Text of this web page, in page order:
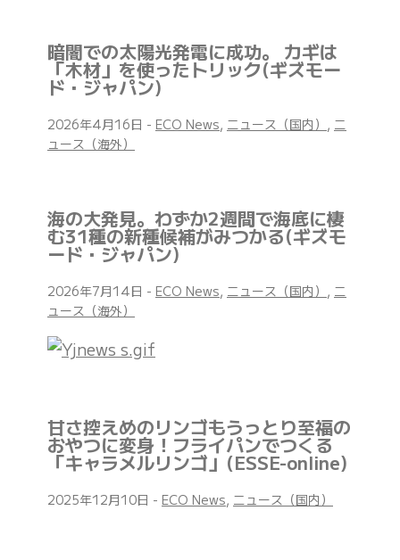
暗闇での太陽光発電に成功。 カギは
「木材」を使ったトリック(ギズモー
ド・ジャパン)
2026年4月16日 - ECO News, ニュース（国内） , ニ
ュース（海外）
海の大発見。わずか2週間で海底に棲
む31種の新種候補がみつかる(ギズモ
ード・ジャパン)
2026年7月14日 - ECO News, ニュース（国内） , ニ
ュース（海外）
甘さ控えめのリンゴもうっとり至福の
おやつに変身！フライパンでつくる
「キャラメルリンゴ」(ESSE-online)
2025年12月10日 - ECO News, ニュース（国内）